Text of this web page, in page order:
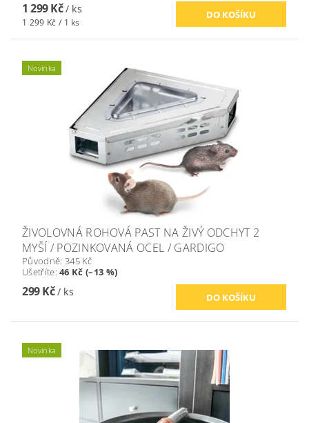
1 299 Kč/ ks
1 299 Kč / 1 ks
Novinka
ŽIVOLOVNÁ ROHOVÁ PAST NA ŽIVÝ ODCHYT 2
MYŠÍ / POZINKOVANÁ OCEL / GARDIGO
Původně: 345 Kč
Ušetříte:46 Kč (–13 %)
299 Kč/ ks
Novinka